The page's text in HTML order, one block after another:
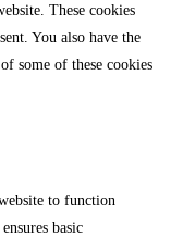
These cookies
You also have the
some of these cookies
to function
basic